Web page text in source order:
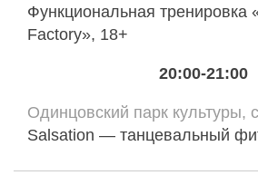
Функциональная тренировка
Factory», 18+
20:00-21:00
Одинцовский парк культуры,
Salsation — танцевальный